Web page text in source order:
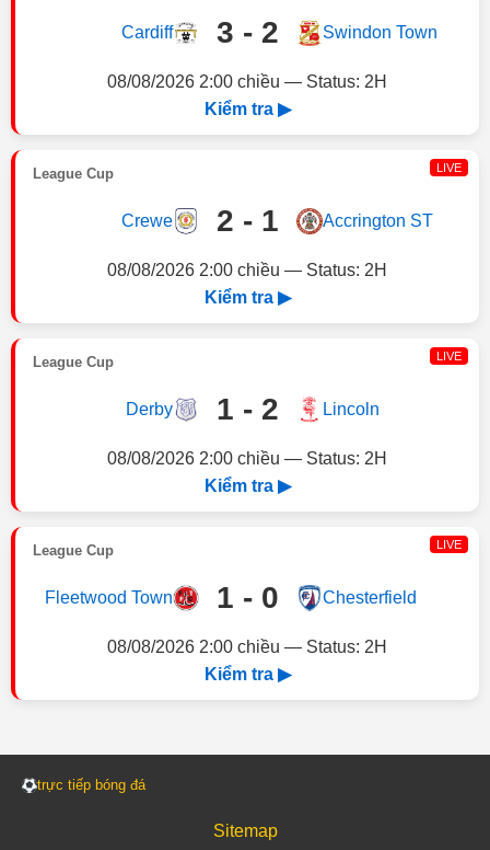
Cardiff 3 - 2 Swindon Town
08/08/2026 2:00 chiều — Status: 2H
Kiểm tra ▶
League Cup LIVE
Crewe 2 - 1 Accrington ST
08/08/2026 2:00 chiều — Status: 2H
Kiểm tra ▶
League Cup LIVE
Derby 1 - 2 Lincoln
08/08/2026 2:00 chiều — Status: 2H
Kiểm tra ▶
League Cup LIVE
Fleetwood Town 1 - 0 Chesterfield
08/08/2026 2:00 chiều — Status: 2H
Kiểm tra ▶
trực tiếp bóng đá
Sitemap